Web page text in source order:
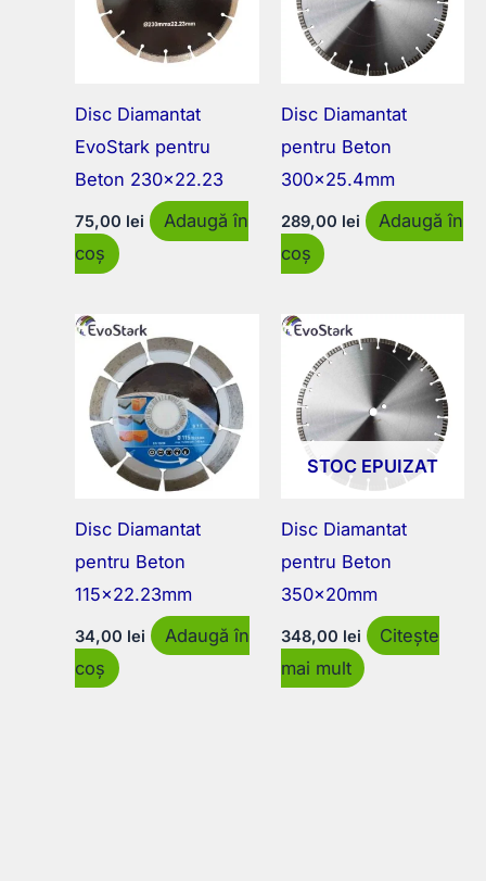
Disc Diamantat
EvoStark pentru
Beton 230×22.23
75,00 lei
Adaugă în
coș
Disc Diamantat
pentru Beton
300×25.4mm
289,00 lei
Adaugă în
coș
Disc Diamantat
pentru Beton
115×22.23mm
34,00 lei
Adaugă în
coș
STOC EPUIZAT
Disc Diamantat
pentru Beton
350×20mm
348,00 lei
Citește
mai mult